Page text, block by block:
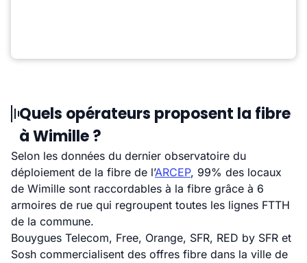
Quels opérateurs proposent la fibre
à Wimille ?
Selon les données du dernier observatoire du
déploiement de la fibre de l’ARCEP, 99% des locaux
de Wimille sont raccordables à la fibre grâce à 6
armoires de rue qui regroupent toutes les lignes FTTH
de la commune.
Bouygues Telecom, Free, Orange, SFR, RED by SFR et
Sosh commercialisent des offres fibre dans la ville de